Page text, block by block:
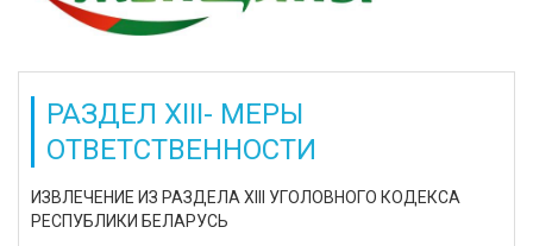
РАЗДЕЛ XIII- МЕРЫ
ОТВЕТСТВЕННОСТИ
ИЗВЛЕЧЕНИЕ ИЗ РАЗДЕЛА XIII УГОЛОВНОГО КОДЕКСА
РЕСПУБЛИКИ БЕЛАРУСЬ